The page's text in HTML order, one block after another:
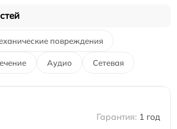
повреждения
Аудио Сетевая
1 год